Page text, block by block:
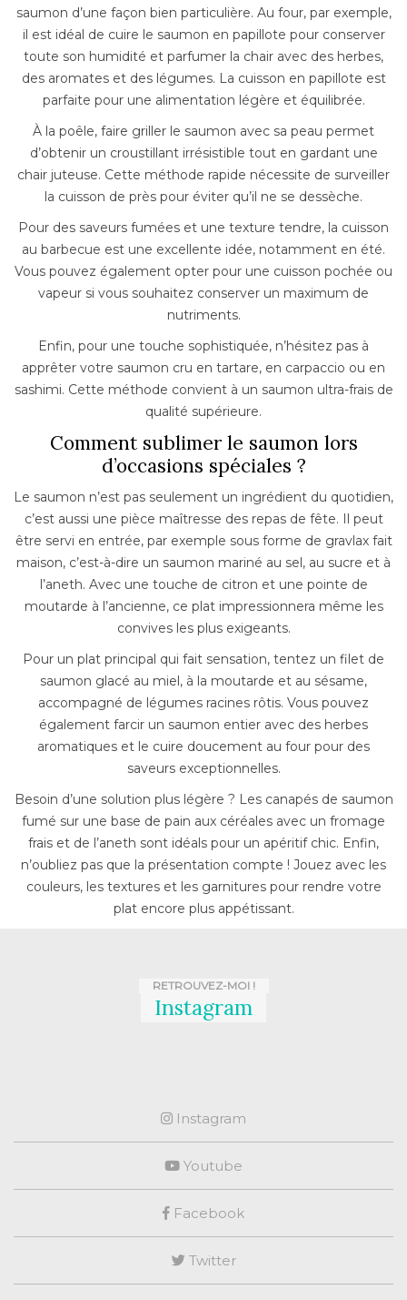
saumon d’une façon bien particulière. Au four, par exemple,
il est idéal de cuire le saumon en papillote pour conserver
toute son humidité et parfumer la chair avec des herbes,
des aromates et des légumes. La cuisson en papillote est
parfaite pour une alimentation légère et équilibrée.
À la poêle, faire griller le saumon avec sa peau permet
d’obtenir un croustillant irrésistible tout en gardant une
chair juteuse. Cette méthode rapide nécessite de surveiller
la cuisson de près pour éviter qu’il ne se dessèche.
Pour des saveurs fumées et une texture tendre, la cuisson
au barbecue est une excellente idée, notamment en été.
Vous pouvez également opter pour une cuisson pochée ou
vapeur si vous souhaitez conserver un maximum de
nutriments.
Enfin, pour une touche sophistiquée, n’hésitez pas à
apprêter votre saumon cru en tartare, en carpaccio ou en
sashimi. Cette méthode convient à un saumon ultra-frais de
qualité supérieure.
Comment sublimer le saumon lors
d’occasions spéciales ?
Le saumon n’est pas seulement un ingrédient du quotidien,
c’est aussi une pièce maîtresse des repas de fête. Il peut
être servi en entrée, par exemple sous forme de gravlax fait
maison, c’est-à-dire un saumon mariné au sel, au sucre et à
l’aneth. Avec une touche de citron et une pointe de
moutarde à l’ancienne, ce plat impressionnera même les
convives les plus exigeants.
Pour un plat principal qui fait sensation, tentez un filet de
saumon glacé au miel, à la moutarde et au sésame,
accompagné de légumes racines rôtis. Vous pouvez
également farcir un saumon entier avec des herbes
aromatiques et le cuire doucement au four pour des
saveurs exceptionnelles.
Besoin d’une solution plus légère ? Les canapés de saumon
fumé sur une base de pain aux céréales avec un fromage
frais et de l’aneth sont idéals pour un apéritif chic. Enfin,
n’oubliez pas que la présentation compte ! Jouez avec les
couleurs, les textures et les garnitures pour rendre votre
plat encore plus appétissant.
RETROUVEZ-MOI !
Instagram
Instagram
Youtube
Facebook
Twitter